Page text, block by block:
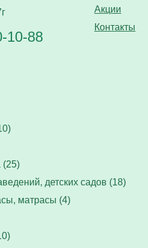
Акции
Контакты
10-88
(25)
детских садов (18)
матрасы (4)